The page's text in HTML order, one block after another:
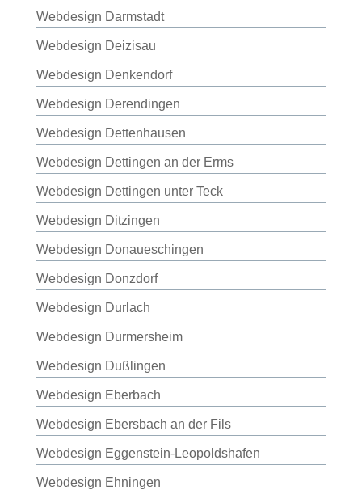
Webdesign Darmstadt
Webdesign Deizisau
Webdesign Denkendorf
Webdesign Derendingen
Webdesign Dettenhausen
Webdesign Dettingen an der Erms
Webdesign Dettingen unter Teck
Webdesign Ditzingen
Webdesign Donaueschingen
Webdesign Donzdorf
Webdesign Durlach
Webdesign Durmersheim
Webdesign Dußlingen
Webdesign Eberbach
Webdesign Ebersbach an der Fils
Webdesign Eggenstein-Leopoldshafen
Webdesign Ehningen